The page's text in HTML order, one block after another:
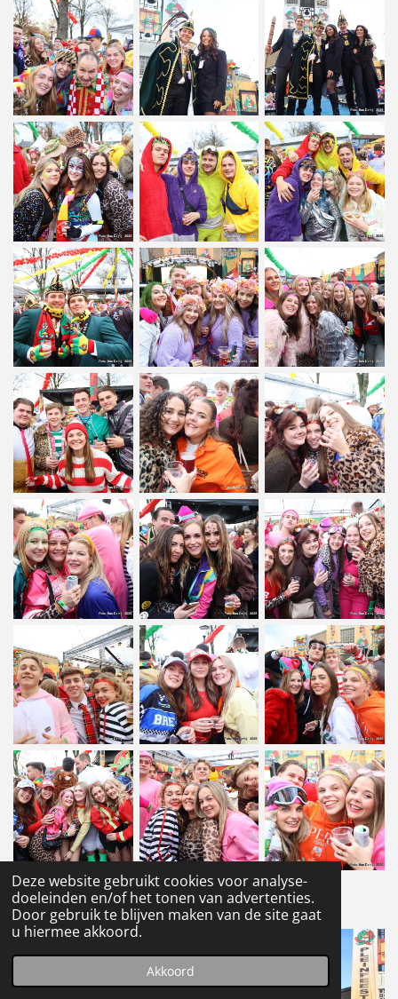
Deze website gebruikt cookies voor analyse-
doeleinden en/of het tonen van advertenties.
Door gebruik te blijven maken van de site gaat
u hiermee akkoord.
Akkoord
1 2